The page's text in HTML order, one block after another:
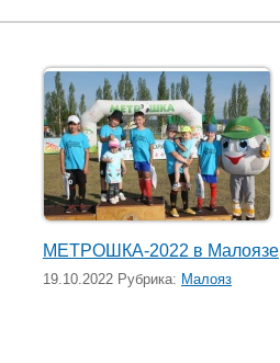
МЕТРОШКА-2022 в Малоязе
19.10.2022 Рубрика: Малояз